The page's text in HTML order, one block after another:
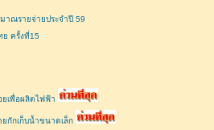
าณรายจ่ายประจำปี 59
ย ครั้งที่15
เพื่อผลิตไฟฟ้า
กักเก็บน้ำขนาดเล็ก